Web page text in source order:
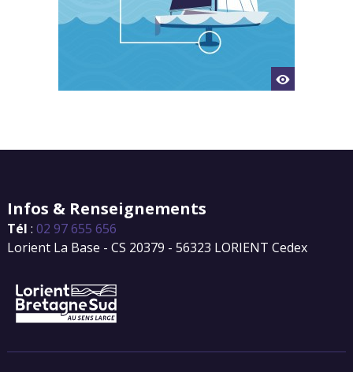
office de dérive fixe et de
contrepoids à la gîte du bateau
Infos & Renseignements
Tél : 02 97 655 656
Lorient La Base - CS 20379 - 56323 LORIENT Cedex